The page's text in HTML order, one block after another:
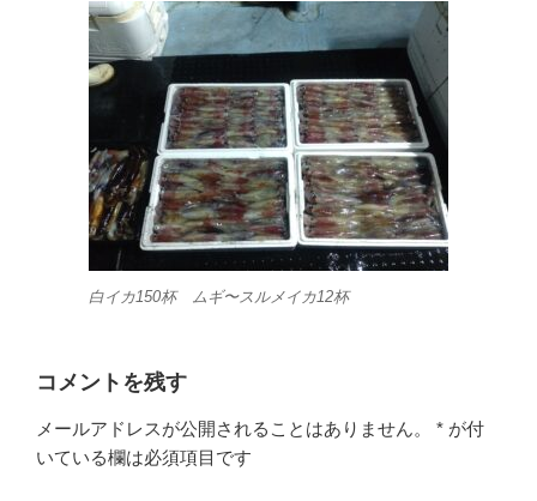
白イカ150杯 ムギ〜スルメイカ12杯
コメントを残す
メールアドレスが公開されることはありません。 * が付
いている欄は必須項目です